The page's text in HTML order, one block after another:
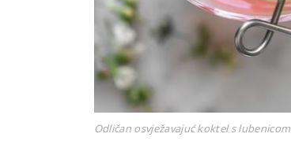
Odličan osvježavajuć koktel s lubenicom